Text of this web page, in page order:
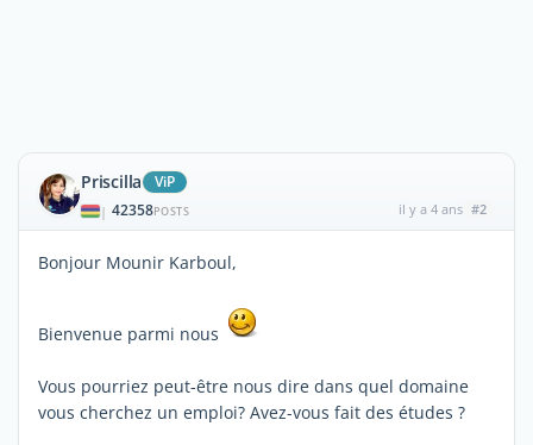
Priscilla ViP
| 42358POSTS il y a 4 ans #2
Bonjour Mounir Karboul,
Bienvenue parmi nous
Vous pourriez peut-être nous dire dans quel domaine
vous cherchez un emploi? Avez-vous fait des études ?